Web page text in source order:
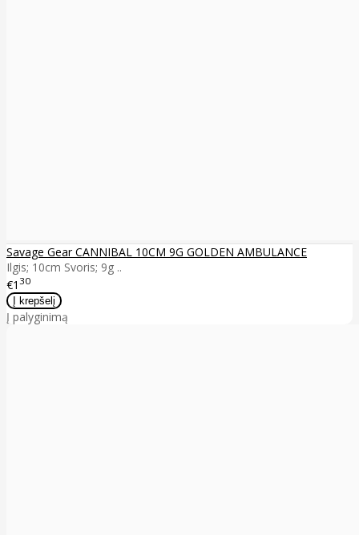
Savage Gear CANNIBAL 10CM 9G GOLDEN AMBULANCE
Ilgis; 10cm Svoris; 9g ..
€1 30
Į palyginimą